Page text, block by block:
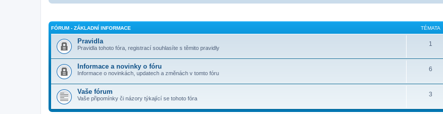
FÓRUM - ZÁKLADNÍ INFORMACE TÉMATA
Pravidla
Pravidla tohoto fóra, registrací souhlasíte s těmito pravidly
1
Informace a novinky o fóru
Informace o novinkách, updatech a změnách v tomto fóru
6
Vaše fórum
Vaše připomínky či názory týkající se tohoto fóra
3